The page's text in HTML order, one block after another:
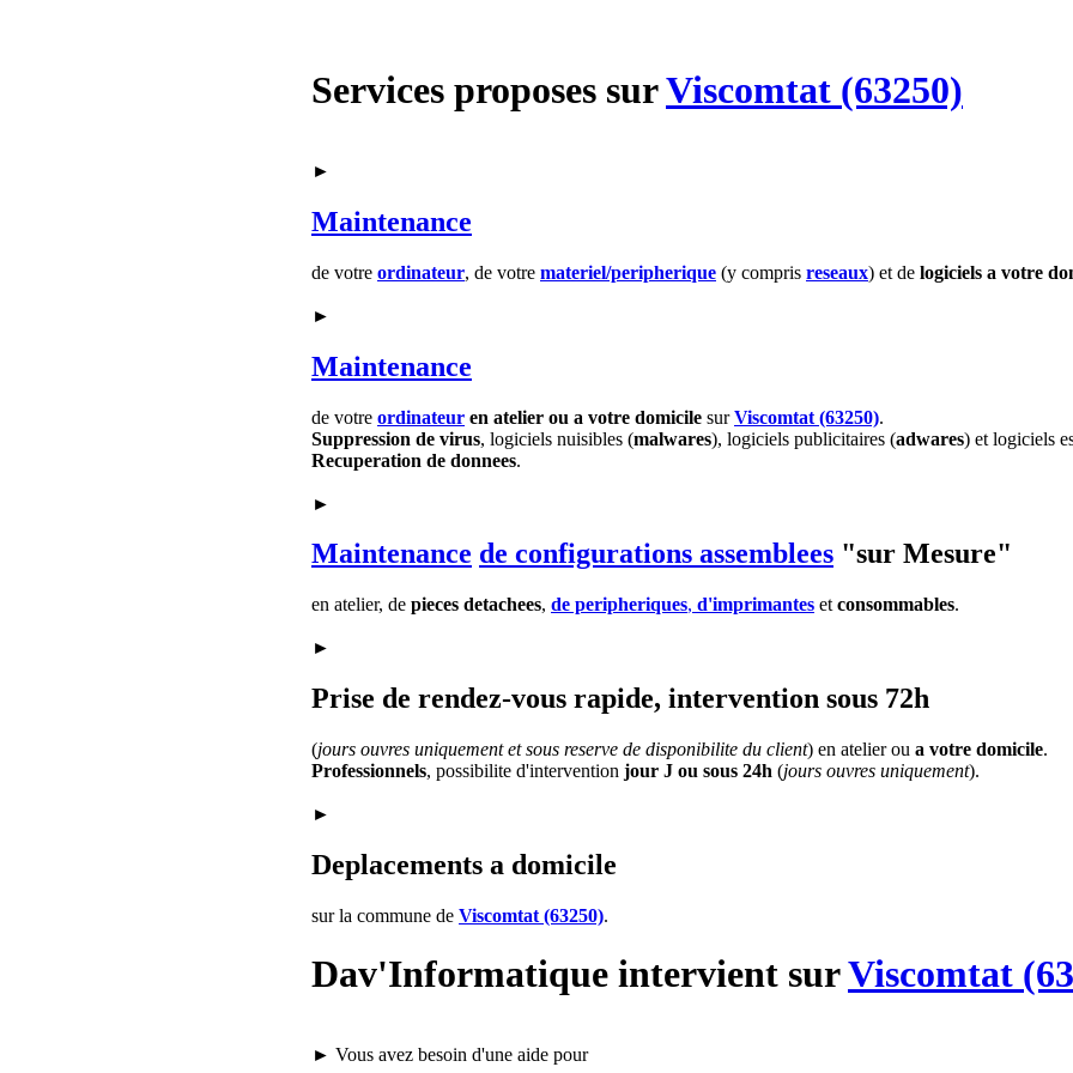
Services proposes surViscomtat (63250)
►
Maintenance
de votre ordinateur, de votre materiel/peripherique (y compris reseaux) et de logiciels a votre
►
Maintenance
de votre ordinateur en atelier ou a votre domicile surViscomtat (63250).
Suppression de virus, logiciels nuisibles (malwares), logiciels publicitaires (adwares) et logiciels
Recuperation de donnees.
►
Maintenance de configurations assemblees "sur Mesure"
en atelier, de pieces detachees, de peripheriques, d'imprimantes et consommables.
►
Prise de rendez-vous rapide, intervention sous 72h
(jours ouvres uniquement et sous reserve de disponibilite du client) en atelier ou a votre domicile.
Professionnels, possibilite d'intervention jour J ou sous 24h (jours ouvres uniquement).
►
Deplacements a domicile
sur la commune de Viscomtat (63250).
Dav'Informatique intervient surViscomtat
► Vous avez besoin d'une aide pour